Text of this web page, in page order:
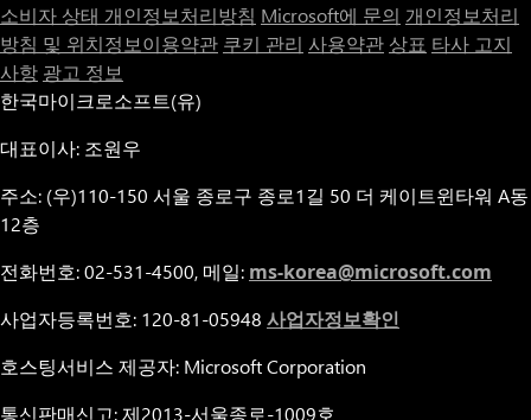
소비자 상태 개인정보처리방침 Microsoft에 문의 개인정보처리
방침 및 위치정보이용약관 쿠키 관리 사용약관 상표 타사 고지
사항 광고 정보
한국마이크로소프트(유)
대표이사: 조원우
주소: (우)110-150 서울 종로구 종로1길 50 더 케이트윈타워 A동
12층
전화번호: 02-531-4500, 메일: ms-korea@microsoft.com
사업자등록번호: 120-81-05948 사업자정보확인
호스팅서비스 제공자: Microsoft Corporation
통신판매신고: 제2013-서울종로-1009호